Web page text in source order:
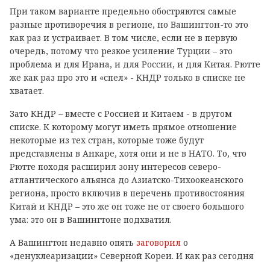
При таком варианте предельно обостряются самые
разные противоречия в регионе, но Вашингтон-то это
как раз и устраивает. В том числе, если не в первую
очередь, потому что резкое усиление Турции – это
проблема и для Ирана, и для России, и для Китая. Рютте
же как раз про это и «спел» - КНДР только в списке не
хватает.
Зато КНДР – вместе с Россией и Китаем - в другом
списке. К которому могут иметь прямое отношение
некоторые из тех стран, которые тоже будут
представлены в Анкаре, хотя они и не в НАТО. То, что
Рютте походя расширил зону интересов северо-
атлантического альянса до Азиатско-Тихоокеанского
региона, просто включив в перечень противостояния
Китай и КНДР – это же он тоже не от своего большого
ума: это он в Вашингтоне подхватил.
А Вашингтон недавно опять заговорил о
«денуклеаризации» Северной Кореи. И как раз сегодня